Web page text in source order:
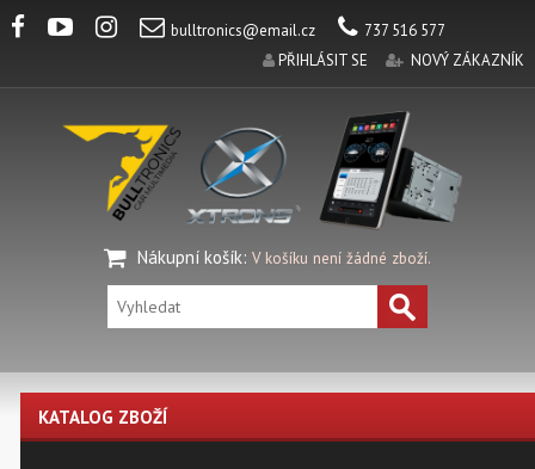
bulltronics@email.cz
737 516 577
PŘIHLÁSIT SE
NOVÝ ZÁKAZNÍK
Nákupní košík: V košíku není žádné zboží.
KATALOG ZBOŽÍ